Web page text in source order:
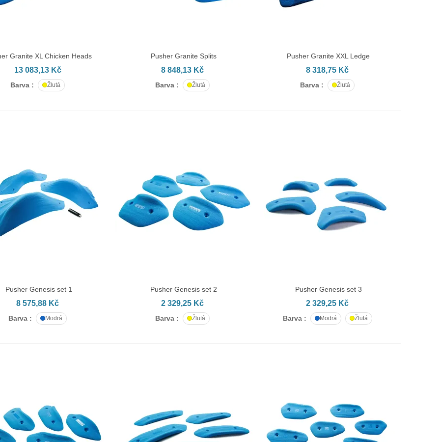
DO KOŠÍKU
Granite XL Chicken Heads
13 083,13 Kč
Barva : Žlutá
PŘIDAT DO KOŠÍKU
Pusher Granite Splits
8 848,13 Kč
Barva : Žlutá
PŘIDAT DO KOŠÍKU
Pusher Granite XXL Ledge
8 318,75 Kč
Barva : Žlutá
DO KOŠÍKU
Pusher Genesis set 1
8 575,88 Kč
Barva : Modrá
PŘIDAT DO KOŠÍKU
Pusher Genesis set 2
2 329,25 Kč
Barva : Žlutá
PŘIDAT DO KOŠÍKU
Pusher Genesis set 3
2 329,25 Kč
Barva : Modrá Žlutá